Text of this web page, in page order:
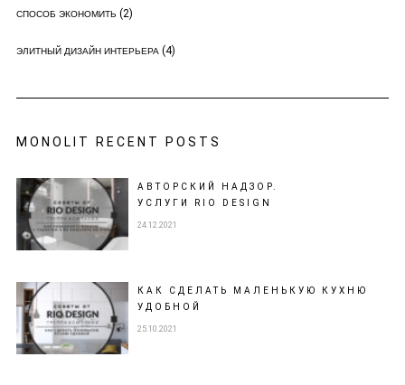
СПОСОБ ЭКОНОМИТЬ (2)
ЭЛИТНЫЙ ДИЗАЙН ИНТЕРЬЕРА(4)
MONOLIT RECENT POSTS
АВТОРСКИЙ НАДЗОР.
УСЛУГИ RIO DESIGN
24.12.2021
КАК СДЕЛАТЬ МАЛЕНЬКУЮ КУХНЮ
УДОБНОЙ
25.10.2021